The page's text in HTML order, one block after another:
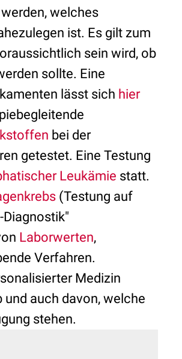
welches
ist. Es gilt zum
sein wird, ob
sollte. Eine
lässt sich hier
bei der
getestet. Eine Testung
Leukämie statt.
(Testung auf
Diagnostik"
Laborwerten,
Verfahren.
Medizin
und auch davon, welche
stehen.